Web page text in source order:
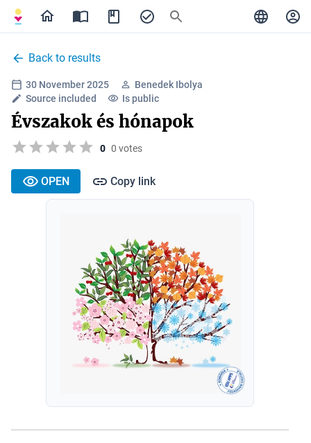
Back to results
30 November 2025
Benedek Ibolya
Source included
Is public
Évszakok és hónapok
0 0 votes
OPEN Copy link